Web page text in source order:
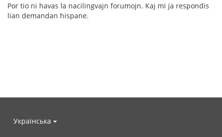
Por tio ni havas la nacilingvajn forumojn. Kaj mi ja respondis
lian demandan hispane.
Українська